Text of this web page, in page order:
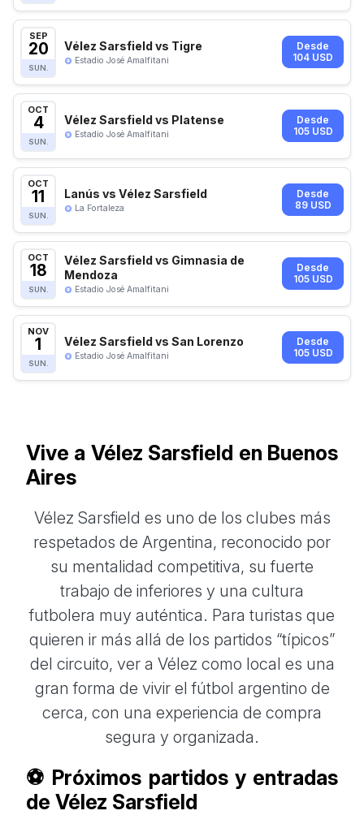
SEP
20
SUN.
Vélez Sarsfield vs Tigre
Estadio José Amalfitani
Desde
104 USD
OCT
4
SUN.
Vélez Sarsfield vs Platense
Estadio José Amalfitani
Desde
105 USD
OCT
11
SUN.
Lanús vs Vélez Sarsfield
La Fortaleza
Desde
89 USD
OCT
18
SUN.
Vélez Sarsfield vs Gimnasia de
Mendoza
Estadio José Amalfitani
Desde
105 USD
NOV
1
SUN.
Vélez Sarsfield vs San Lorenzo
Estadio José Amalfitani
Desde
105 USD
Vive a Vélez Sarsfield en Buenos
Aires
Vélez Sarsfield es uno de los clubes más
respetados de Argentina, reconocido por
su mentalidad competitiva, su fuerte
trabajo de inferiores y una cultura
futbolera muy auténtica. Para turistas que
quieren ir más allá de los partidos “típicos”
del circuito, ver a Vélez como local es una
gran forma de vivir el fútbol argentino de
cerca, con una experiencia de compra
segura y organizada.
⚽ Próximos partidos y entradas
de Vélez Sarsfield